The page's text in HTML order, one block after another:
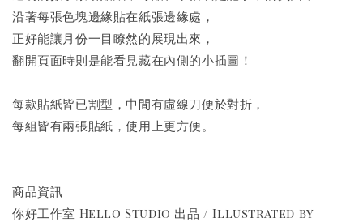
沿著每張色塊邊緣貼在紙張邊緣處，
正好能讓月份一目瞭然的展現出來，
翻開頁面時則是能看見藏在內側的小插圖！
每款貼紙皆已割型，中間有虛線刀便於對折，
每組皆有兩張貼紙，使用上更方便。
商品資訊
你好工作室 Hello Studio 出品 / Illustrated by